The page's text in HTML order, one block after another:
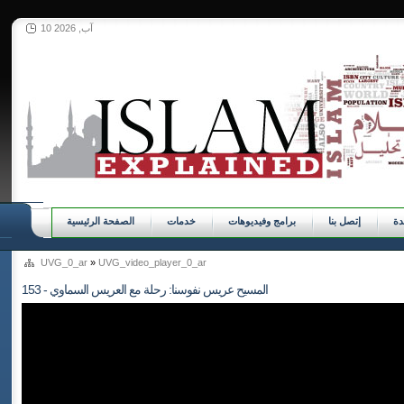
10 آب, 2026
الصفحة الرئيسية خدمات برامج وفيديوهات إتصل بنا
UVG_0_ar » UVG_video_player_0_ar
153 - المسيح عريس نفوسنا: رحلة مع العريس السماوي